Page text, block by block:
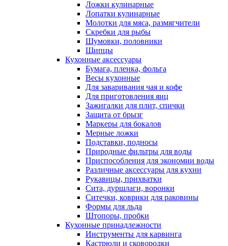
Ложки кулинарные
Лопатки кулинарные
Молотки для мяса, размягчители
Скребки для рыбы
Шумовки, половники
Щипцы
Кухонные аксессуары
Бумага, пленка, фольга
Весы кухонные
Для заваривания чая и кофе
Для приготовления яиц
Зажигалки для плит, спички
Защита от брызг
Маркеры для бокалов
Мерные ложки
Подставки, подносы
Природные фильтры для воды
Приспособления для экономии воды
Различные аксессуары для кухни
Рукавицы, прихватки
Сита, дуршлаги, воронки
Ситечки, коврики для раковины
Формы для льда
Штопоры, пробки
Кухонные принадлежности
Инструменты для карвинга
Кастрюли и сковородки